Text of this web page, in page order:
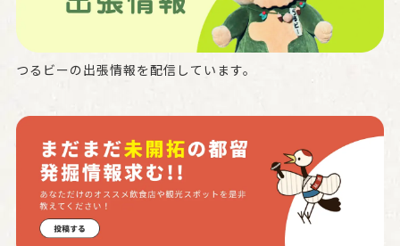
つるビーの出張情報を配信しています。